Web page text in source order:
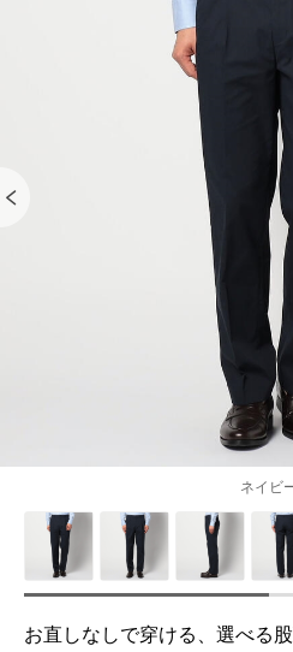
ネイビ
お直しなしで穿ける、選べる